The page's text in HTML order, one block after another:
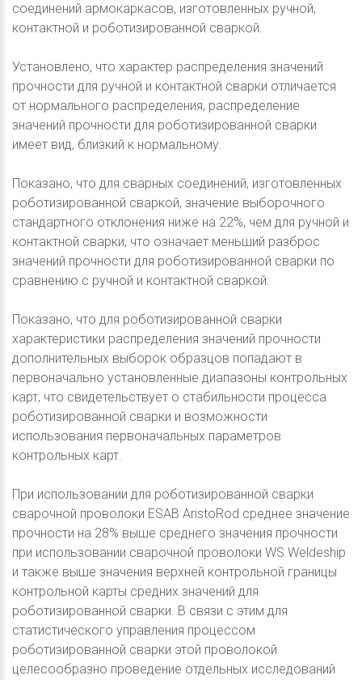
соединений армокаркасов, изготовленных ручной,
контактной и роботизированной сваркой.
Установлено, что характер распределения значений
прочности для ручной и контактной сварки отличается
от нормального распределения, распределение
значений прочности для роботизированной сварки
имеет вид, близкий к нормальному.
Показано, что для сварных соединений, изготовленных
роботизированной сваркой, значение выборочного
стандартного отклонения ниже на 22%, чем для ручной и
контактной сварки, что означает меньший разброс
значений прочности для роботизированной сварки по
сравнению с ручной и контактной сваркой.
Показано, что для роботизированной сварки
характеристики распределения значений прочности
дополнительных выборок образцов попадают в
первоначально установленные диапазоны контрольных
карт, что свидетельствует о стабильности процесса
роботизированной сварки и возможности
использования первоначальных параметров
контрольных карт.
При использовании для роботизированной сварки
сварочной проволоки ESAB AristoRod среднее значение
прочности на 28% выше среднего значения прочности
при использовании сварочной проволоки WS Weldeship
и также выше значения верхней контрольной границы
контрольной карты средних значений для
роботизированной сварки. В связи с этим для
статистического управления процессом
роботизированной сварки этой проволокой
целесообразно проведение отдельных исследований